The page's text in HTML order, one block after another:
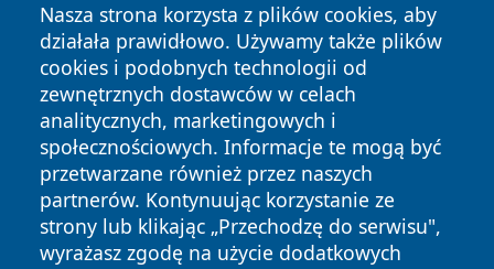
Nasza strona korzysta z plików cookies, aby
działała prawidłowo. Używamy także plików
cookies i podobnych technologii od
zewnętrznych dostawców w celach
analitycznych, marketingowych i
społecznościowych. Informacje te mogą być
przetwarzane również przez naszych
partnerów. Kontynuując korzystanie ze
strony lub klikając „Przechodzę do serwisu",
wyrażasz zgodę na użycie dodatkowych
Copyright © 2026 leszczynski24.pl Wszystkie prawa
zastrzeżone.
News Autorzy
Polityka
Prywatności
Polityka
Cookies